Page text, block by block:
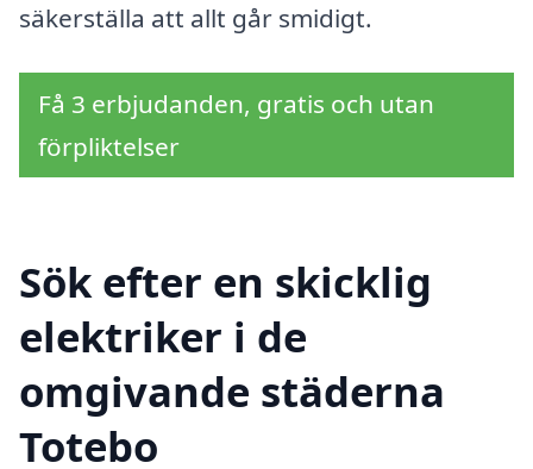
säkerställa att allt går smidigt.
Få 3 erbjudanden, gratis och utan
förpliktelser
Sök efter en skicklig
elektriker i de
omgivande städerna
Totebo